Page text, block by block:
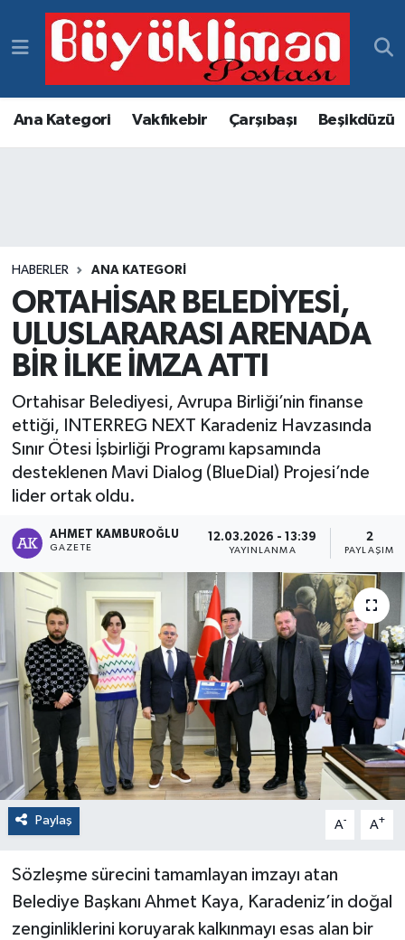
Ana Kategori Vakfıkebir Çarşıbaşı Beşikdüzü
HABERLER ANA KATEGORI
ORTAHİSAR BELEDİYESİ,
ULUSLARARASI ARENADA
BİR İLKE İMZA ATTI
Ortahisar Belediyesi, Avrupa Birliği’nin finanse
ettiği, INTERREG NEXT Karadeniz Havzasında
Sınır Ötesi İşbirliği Programı kapsamında
desteklenen Mavi Dialog (BlueDial) Projesi’nde
lider ortak oldu.
AHMET KAMBUROĞLU
GAZETE
12.03.2026 - 13:39
YAYINLANMA
2
PAYLAŞIM
Paylaş A- A+
Sözleşme sürecini tamamlayan imzayı atan
Belediye Başkanı Ahmet Kaya, Karadeniz’in doğal
zenginliklerini koruyarak kalkınmayı esas alan bir
Vakfıkebir Hava Durumu
Vakfıkebir Trafik Yoğunluk Haritası
Haber Arşivi